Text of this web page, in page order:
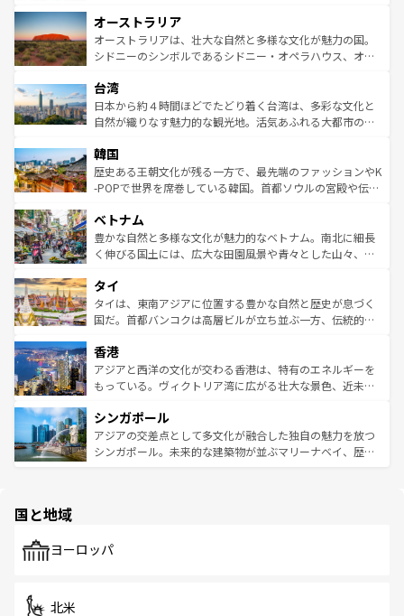
部のニューオーリンズでは、音楽と美食が融合した独特の
文化が魅力。旅行者はアメリカの各地域で異なる魅力を楽
しみながら、その多様性と豊かな歴史を感じることができ
ならではの贅沢な旅のスタイルだ。 なお、新着のアメリカ
情報はコンテンツ一覧を参照してほしい。
ワイ島は見逃せない。また、定番の観光地といえばオアフ
島だが、静かな自然を求めるならマウイ島やカウアイ島が
おすすめ。エメラルドグリーンに輝く海をはじめ、豊かな
れるおもてなしの心で訪れる人々を迎えてくれるハワイの
人々、おいしいローカルフードやハワイアンミュージッ
ク、伝統的なフラダンスなど、すべてがハワイの魅力を彩
ワイを、存分に味わってほしい。 なお、新着のハワイ情報
はコンテンツ一覧を参照してほしい。
オーストラリア
オーストラリアは、壮大な自然と多様な文化が魅力の国。
シドニーのシンボルであるシドニー・オペラハウス、オー
リアリーフや大陸中央部にそびえるウルル（エアーズロッ
ク）、タスマニアの美しい原生林やケアンズの熱帯雨林な
ど、見どころがたくさん。また、カフェやワイン、オージ
いる。アクティビティも充実しており、サーフィンやダイ
ビング、ハイキングなど、アウトドア好きにはたまらな
い。オーストラリアの多彩な魅力を存分に味わいつくそ
参照してほしい。
台湾
日本から約４時間ほどでたどり着く台湾は、多彩な文化と
自然が織りなす魅力的な観光地。活気あふれる大都市の台
ン）、静ひつな山岳地帯である台湾東部など、都市の喧騒
と山間の静けさが共存しており、訪れる人に新しい発見と
驚きをもたらしてくれる。また、奥深い台湾の食文化も魅
容にもいいと評判のスイーツなど、バラエティ豊かな料理
が味わえる。 なお、新着の台湾情報は コンテンツ一覧を参
照してほしい。
韓国
歴史ある王朝文化が残る一方で、最先端のファッションやK
-POPで世界を席巻している韓国。首都ソウルの宮殿や伝統
き、地方に足を延ばせば四季折々の自然美を楽しむことが
できる。そして、キムチや焼肉、絶品のストリートフード
まで、さまざまな韓国料理が待っている。夜には、韓国な
リティに包まれながら、韓国の多彩な魅力を心ゆくまで味
わってみてほしい。 なお、新着の韓国情報はコンテンツ一
覧を参照してほしい。
ベトナム
豊かな自然と多様な文化が魅力的なベトナム。南北に細長
く伸びる国土には、広大な田園風景や青々とした山々、世
急速な発展と共に伝統が息づく。ハノイの古い町並みやホ
ーチミン市のフランス統治時代の建物も、独特の雰囲気を
醸し出している。また、バラエティの豊かさとおいしさで
とつ。フォーやバインミー、ベトナムコーヒーなどは、ぜ
ひ現地で味わいたい。どの地域を訪れてもあたたかい人々
が旅行者を迎えてくれるので、きっと忘れられない旅にな
参照してほしい。
タイ
タイは、東南アジアに位置する豊かな自然と歴史が息づく
国だ。首都バンコクは高層ビルが立ち並ぶ一方、伝統的な
の活気が交差している。北部ではチェンマイなどの山岳地
帯で自然と触れ合い、南部ではプーケットやクラビの美し
いビーチでリゾート気分を楽しむことができる。タイ料理
激する。気候は一年中温暖で、どの季節にも異なる楽しみ
が待っている。親しみやすいタイの人々、仏教を中心とし
た文化、そして多様な観光資源が、訪れる旅人を魅了し続
香港
アジアと西洋の文化が交わる香港は、特有のエネルギーを
もっている。ヴィクトリア湾に広がる壮大な景色、近未来
み、どこを訪れても感動するはず。観光スポットが密集し
ており、効率よく見どころを回れるのも魅力。息をのむよ
うな絶景から文化的な体験まで、香港を存分に楽しみ尽く
シンガポール
アジアの交差点として多文化が融合した独自の魅力を放つ
シンガポール。未来的な建築物が並ぶマリーナベイ、歴史
で、ホーカーズは地元の風情を楽しめる外せないスポット
国と地域
ヨーロッパ
北米